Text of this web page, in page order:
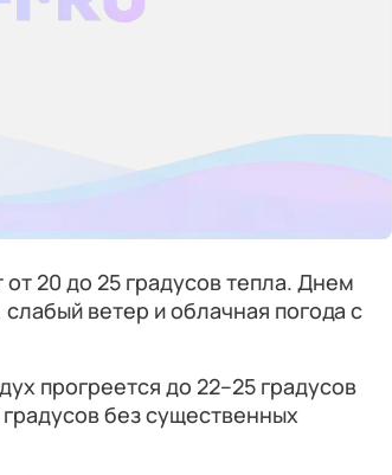
20 до 25 градусов тепла. Днем
ветер и облачная погода с
прогреется до 22–25 градусов
без существенных